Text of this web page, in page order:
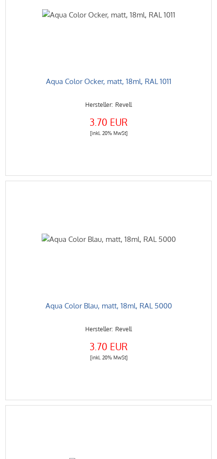
Aqua Color Ocker, matt, 18ml, RAL 1011
Revell
3.70 EUR
[inkl. 20% MwSt]
Aqua Color Blau, matt, 18ml, RAL 5000
Revell
3.70 EUR
[inkl. 20% MwSt]